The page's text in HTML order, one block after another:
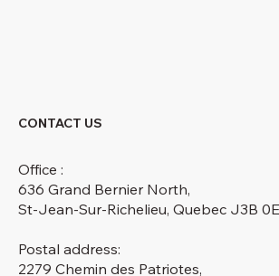
CONTACT US
Office :
636 Grand Bernier North,
St-Jean-Sur-Richelieu, Quebec J3B
Postal address:
2279 Chemin des Patriotes,